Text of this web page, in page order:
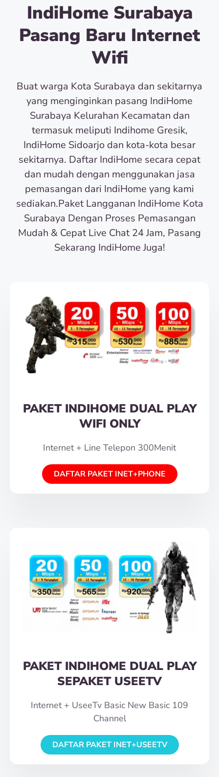
IndiHome Surabaya
Pasang Baru Internet
Wifi
Buat warga Kota Surabaya dan sekitarnya
yang menginginkan pasang IndiHome
Surabaya Kelurahan Kecamatan dan
termasuk meliputi Indihome Gresik,
IndiHome Sidoarjo dan kota-kota besar
sekitarnya. Daftar IndiHome secara cepat
dan mudah dengan menggunakan jasa
pemasangan dari IndiHome yang kami
sediakan.Paket Langganan IndiHome Kota
Surabaya Dengan Proses Pemasangan
Mudah & Cepat Live Chat 24 Jam, Pasang
Sekarang IndiHome Juga!
PAKET INDIHOME DUAL PLAY
WIFI ONLY
Internet + Line Telepon 300Menit
DAFTAR PAKET INET+PHONE
PAKET INDIHOME DUAL PLAY
SEPAKET USEETV
Internet + UseeTv Basic New Basic 109
Channel
DAFTAR PAKET INET+USEETV